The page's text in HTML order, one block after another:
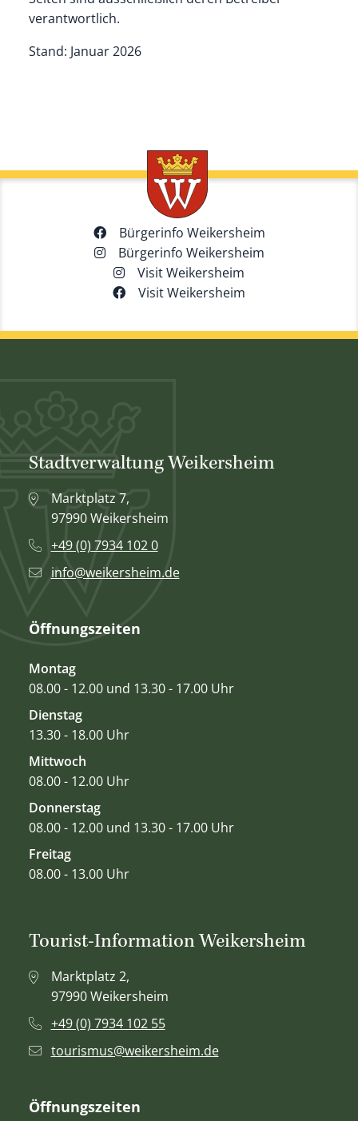
verantwortlich.
Stand: Januar 2026
Bürgerinfo Weikersheim
Bürgerinfo Weikersheim
Visit Weikersheim
Visit Weikersheim
Stadtverwaltung Weikersheim
Marktplatz 7,
97990 Weikersheim
+49 (0) 7934 102 0
info@weikersheim.de
Öffnungszeiten
Montag
08.00 - 12.00 und 13.30 - 17.00 Uhr
Dienstag
13.30 - 18.00 Uhr
Mittwoch
08.00 - 12.00 Uhr
Donnerstag
08.00 - 12.00 und 13.30 - 17.00 Uhr
Freitag
08.00 - 13.00 Uhr
Tourist-Information Weikersheim
Marktplatz 2,
97990 Weikersheim
+49 (0) 7934 102 55
tourismus@weikersheim.de
Öffnungszeiten